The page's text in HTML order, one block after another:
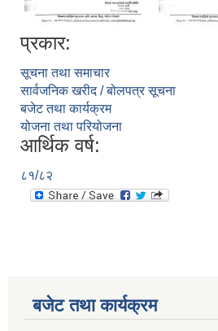
प्रकार:
सूचना तथा समाचार
सार्वजनिक खरीद / बोलपत्र सूचना
बजेट तथा कार्यक्रम
योजना तथा परियोजना
आर्थिक वर्ष:
८१/८२
बजेट तथा कार्यक्रम